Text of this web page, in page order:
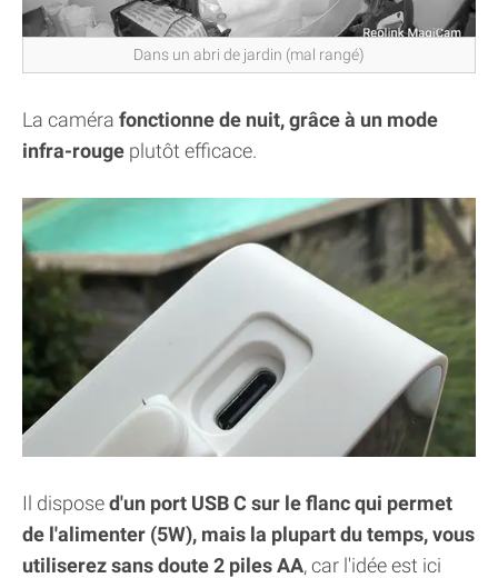
Dans un abri de jardin (mal rangé)
La caméra fonctionne de nuit, grâce à un mode
infra-rouge plutôt efficace.
Il disposed'un port USB C sur le flanc qui permet
de l'alimenter (5W), mais la plupart du temps, vous
utiliserez sans doute 2 piles AA, car l'idée est ici